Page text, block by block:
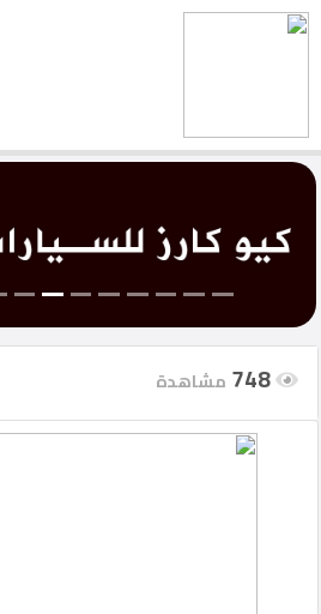
تسجيل
English
748 مشاهدة